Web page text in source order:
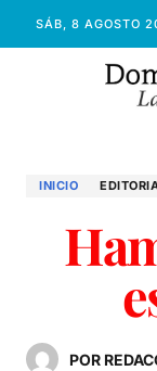
SÁB, 8 AGOSTO
INICIO
POR